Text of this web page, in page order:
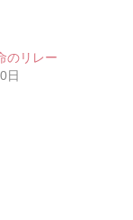
リレー
日